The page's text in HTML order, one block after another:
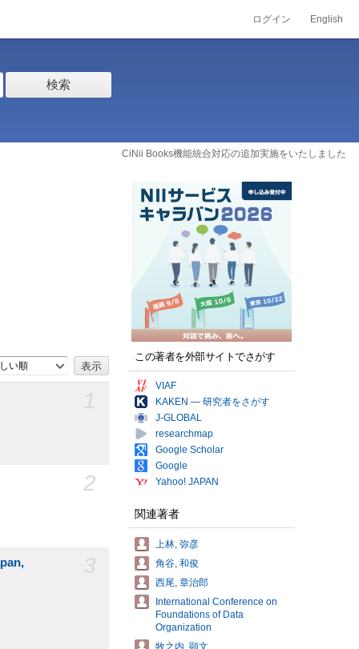
ログイン English
検索
CiNii Books機能統合対応の追加実施をいたしました
い順
2
この著者を外部サイトでさがす
VIAF
KAKEN — 研究者をさがす
J-GLOBAL
researchmap
Google Scholar
Google
Yahoo! JAPAN
関連著者
上林, 弥彦
角谷, 和俊
西尾, 章治郎
International Conference on
Foundations of Data
Organization
牧之内, 顕文